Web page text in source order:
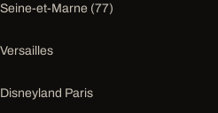
Seine-et-Marne (77)
Versailles
Disneyland Paris